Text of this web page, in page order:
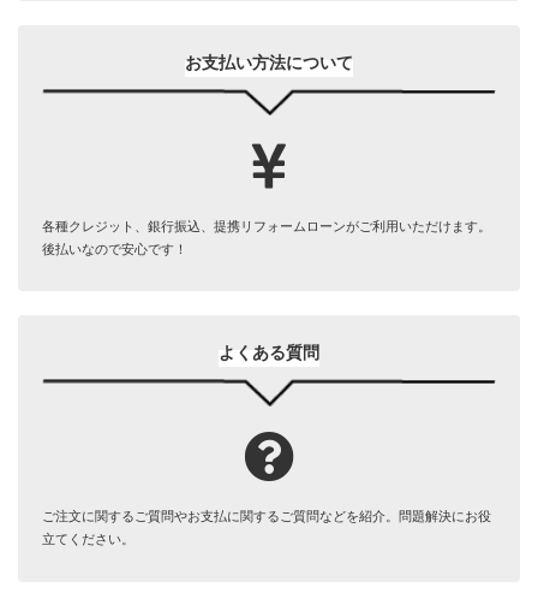
お支払い方法について
各種クレジット、銀行振込、提携リフォームローンがご利用いただけます。
後払いなので安心です！
よくある質問
ご注文に関するご質問やお支払に関するご質問などを紹介。問題解決にお役
立てください。